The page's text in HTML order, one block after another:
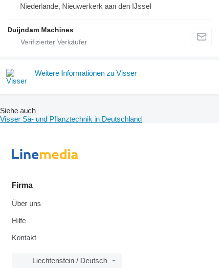
Niederlande, Nieuwerkerk aan den IJssel
Duijndam Machines
Weitere Informationen zu Visser
Siehe auch
Visser Sä- und Pflanztechnik in Deutschland
Firma
Über uns
Hilfe
Kontakt
Liechtenstein / Deutsch